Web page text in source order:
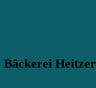
Bäckerei